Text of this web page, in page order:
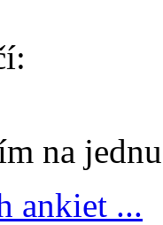
na
ankiet ...